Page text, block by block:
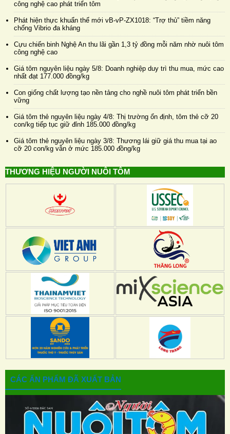
công nghệ cao phát triển tôm
Phát hiện thực khuẩn thể mới vB-vP-ZX1018: “Trợ thủ” tiềm năng
chống Vibrio đa kháng
Cựu chiến binh Nghệ An thu lãi gần 1,3 tỷ đồng mỗi năm nhờ nuôi tôm
công nghệ cao
Giá tôm nguyên liệu ngày 5/8: Doanh nghiệp duy trì thu mua, mức cao
nhất đạt 177.000 đồng/kg
Con giống chất lượng tạo nền tảng cho nghề nuôi tôm phát triển bền
vững
Giá tôm thẻ nguyên liệu ngày 4/8: Thị trường ổn định, tôm thẻ cỡ 20
con/kg tiếp tục giữ đỉnh 185.000 đồng/kg
Giá tôm thẻ nguyên liệu ngày 3/8: Thương lái giữ giá thu mua tại ao
cỡ 20 con/kg vẫn ở mức 185.000 đồng/kg
THƯƠNG HIỆU NGƯỜI NUÔI TÔM
CÁC ẤN PHẨM ĐÃ XUẤT BẢN